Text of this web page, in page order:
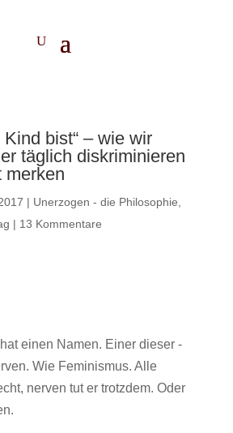
Kind bist“ – wie wir
täglich diskriminieren
merken
| Unerzogen - die Philosophie
| 13 Kommentare
einen Namen. Einer dieser -
Wie Feminismus. Alle
nerven tut er trotzdem. Oder